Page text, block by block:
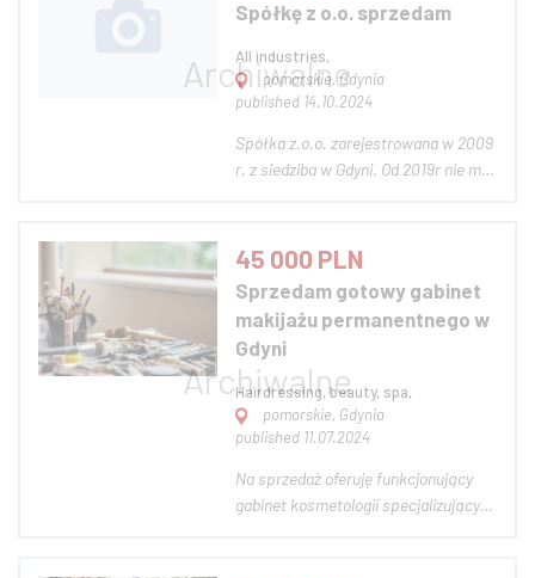
gastronomiczną z uwagi na płynność
biznesu i możli...
Spółkę z o.o. sprzedam
All industries,
pomorskie, Gdynia
published 14.10.2024
Spółka z.o.o. zarejestrowana w 2009
r. z siedziba w Gdyni. Od 2019r nie ma
nie ma zadłużeń w ZUS i US. Bez
pracowników. Kapitał zakładowy
10.000 zł. Dwóch udziałowców.
Zdjęcie poglądowe F...
45 000 PLN
Sprzedam gotowy gabinet
makijażu permanentnego w
Gdyni
Hairdressing, beauty, spa,
pomorskie, Gdynia
published 11.07.2024
Na sprzedaż oferuję funkcjonujący
gabinet kosmetologii specjalizujący